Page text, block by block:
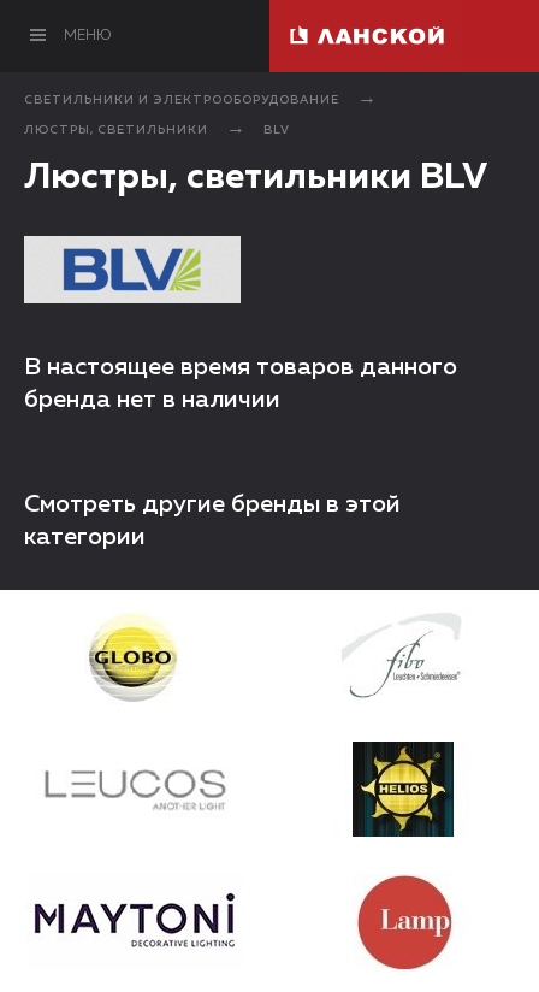
МЕНЮ
СВЕТИЛЬНИКИ И ЭЛЕКТРООБОРУДОВАНИЕ
ЛЮСТРЫ, СВЕТИЛЬНИКИ BLV
Люстры, светильники BLV
В настоящее время товаров данного
бренда нет в наличии
Смотреть другие бренды в этой
категории